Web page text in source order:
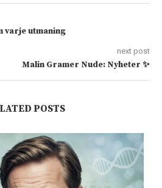
varje utmaning
next post
Malin Gramer Nude: Nyheter ✨
POSTS